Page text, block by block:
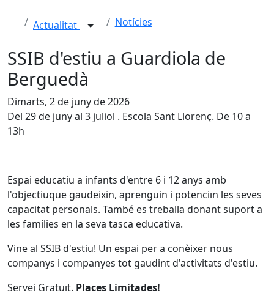
Actualitat Notícies
SSIB d'estiu a Guardiola de
Berguedà
Dimarts, 2 de juny de 2026
Del 29 de juny al 3 juliol . Escola Sant Llorenç. De 10 a
13h
Espai educatiu a infants d'entre 6 i 12 anys amb
l'objectiuque gaudeixin, aprenguin i potenciïn les seves
capacitat personals. També es treballa donant suport a
les famílies en la seva tasca educativa.
Vine al SSIB d'estiu! Un espai per a conèixer nous
companys i companyes tot gaudint d'activitats d'estiu.
Servei Gratuït. Places Limitades!